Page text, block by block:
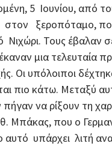
5 Ιουνίου, από
ξεροπόταμο,
Νιχώρι. Τους έβαλαν
έκαναν μια
Οι υπόλοιποι
πιο κάτω. Μεταξύ
να ρίξουν τη
Μπάκας, που ο
αυτό υπάρχει λιτή